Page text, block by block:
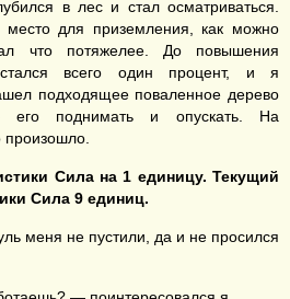
в лес и стал осматриваться.
место для приземления, как можно
что потяжелее. До повышения
всего один процент, и я
подходящее поваленное дерево
его поднимать и опускать. На
Сила на 1 единицу. Текущий
Сила 9 единиц.
меня не пустили, да и не просился